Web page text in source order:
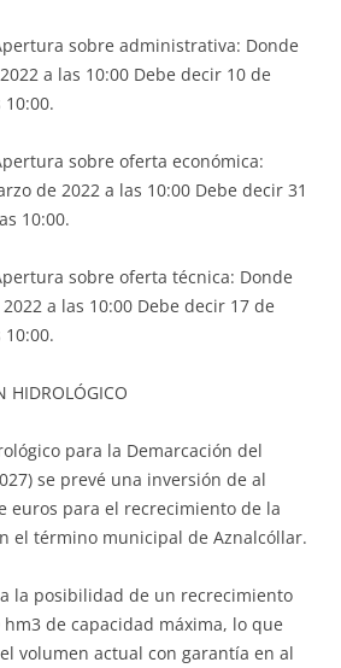
sobre administrativa: Donde
a las 10:00 Debe decir 10 de
sobre oferta económica:
de 2022 a las 10:00 Debe decir 31
10:00.
sobre oferta técnica: Donde
a las 10:00 Debe decir 17 de
HIDROLÓGICO
para la Demarcación del
se prevé una inversión de al
euros para el recrecimiento de la
el término municipal de Aznalcóllar.
la posibilidad de un recrecimiento
de capacidad máxima, lo que
volumen actual con garantía en al